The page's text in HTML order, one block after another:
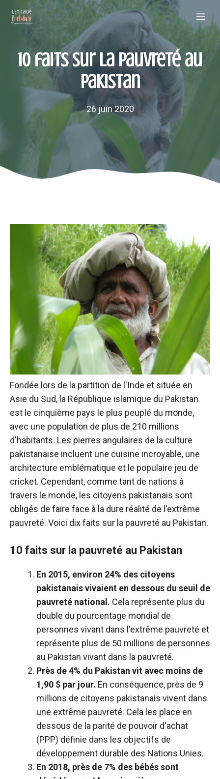
10 faits sur la pauvreté au
Pakistan
26 juin 2020
Fondée lors de la partition de l'Inde et située en
Asie du Sud, la République islamique du Pakistan
est le cinquième pays le plus peuplé du monde,
avec une population de plus de 210 millions
d'habitants. Les pierres angulaires de la culture
pakistanaise incluent une cuisine incroyable, une
architecture emblématique et le populaire jeu de
cricket. Cependant, comme tant de nations à
travers le monde, les citoyens pakistanais sont
obligés de faire face à la dure réalité de l'extrême
pauvreté. Voici dix faits sur la pauvreté au Pakistan.
10 faits sur la pauvreté au Pakistan
En 2015, environ 24% des citoyens
pakistanais vivaient en dessous du seuil de
pauvreté national. Cela représente plus du
double du pourcentage mondial de
personnes vivant dans l'extrême pauvreté et
représente plus de 50 millions de personnes
au Pakistan vivant dans la pauvreté.
Près de 4% du Pakistan vit avec moins de
1,90 $ par jour. En conséquence, près de 9
millions de citoyens pakistanais vivent dans
une extrême pauvreté. Cela les place en
dessous de la parité de pouvoir d'achat
(PPP) définie dans les objectifs de
développement durable des Nations Unies.
En 2018, près de 7% des bébés sont